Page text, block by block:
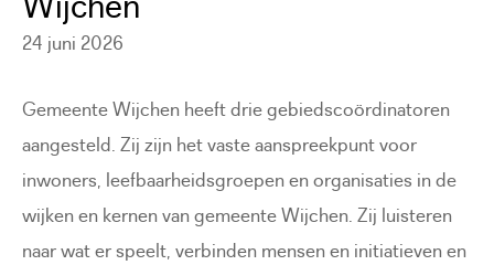
24 juni 2026
Gemeente Wijchen heeft drie gebiedscoördinatoren
aangesteld. Zij zijn het vaste aanspreekpunt voor
inwoners, leefbaarheidsgroepen en organisaties in de
wijken en kernen van gemeente Wijchen. Zij luisteren
naar wat er speelt, verbinden mensen en initiatieven en